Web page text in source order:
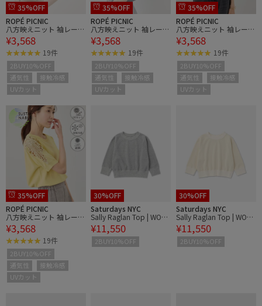
35%OFF
ROPÉ PICNIC
八方映えニット 袖レース
ニットプルオーバー/UV
カット・接触冷感・イー
ジーケア
¥3,568
19件
2BUY10%OFF
通気性
接触冷感
UVカット
35%OFF
ROPÉ PICNIC
八方映えニット 袖レース
ニットプルオーバー/UV
カット・接触冷感・イー
ジーケア
¥3,568
19件
2BUY10%OFF
通気性
接触冷感
UVカット
35%OFF
ROPÉ PICNIC
八方映えニット 袖レース
ニットプルオーバー/UV
カット・接触冷感・イー
ジーケア
¥3,568
19件
2BUY10%OFF
通気性
接触冷感
UVカット
35%OFF
ROPÉ PICNIC
八方映えニット 袖レース
ニットプルオーバー/UV
カット・接触冷感・イー
ジーケア
¥3,568
19件
2BUY10%OFF
通気性
接触冷感
UVカット
30%OFF
Saturdays NYC
Sally Raglan Top | WOM
EN
¥11,550
2BUY10%OFF
30%OFF
Saturdays NYC
Sally Raglan Top | WOM
EN
¥11,550
2BUY10%OFF